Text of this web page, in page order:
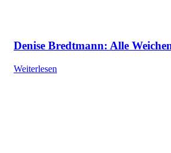
Denise Bredtmann: Alle
Weiterlesen